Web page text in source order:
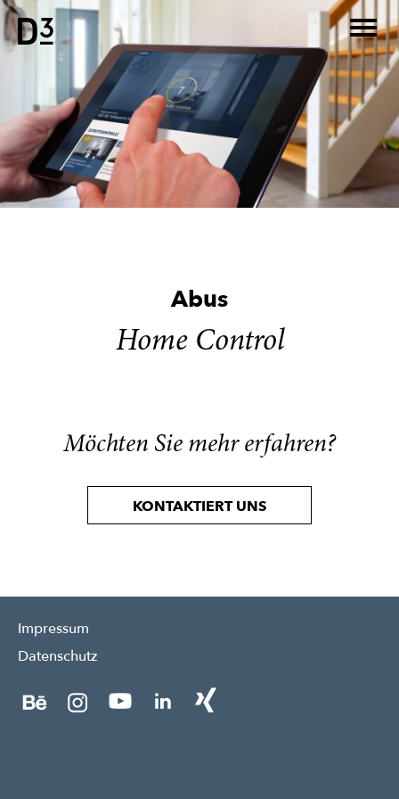
Skip
to
content
Abus
Home Control
Möchten Sie mehr erfahren?
KONTAKTIERT UNS
Impressum
Datenschutz